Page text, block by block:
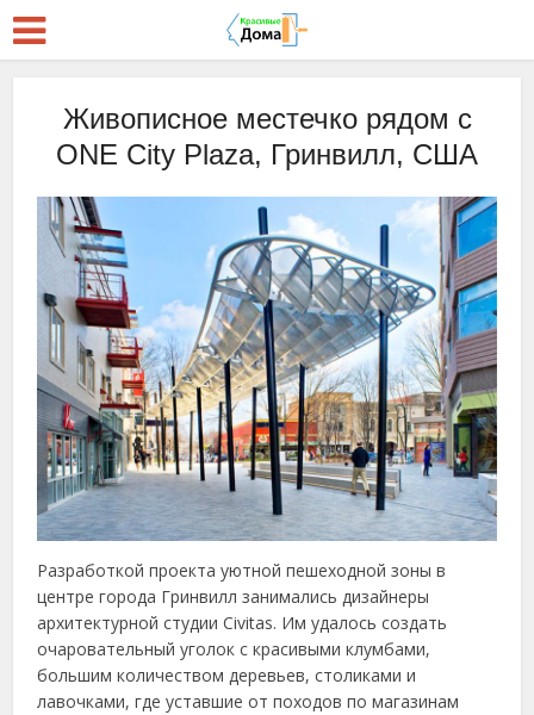
Живописное местечко рядом с
ONE City Plaza, Гринвилл, США
Разработкой проекта уютной пешеходной зоны в
центре города Гринвилл занимались дизайнеры
архитектурной студии Civitas. Им удалось создать
очаровательный уголок с красивыми клумбами,
большим количеством деревьев, столиками и
лавочками, где уставшие от походов по магазинам